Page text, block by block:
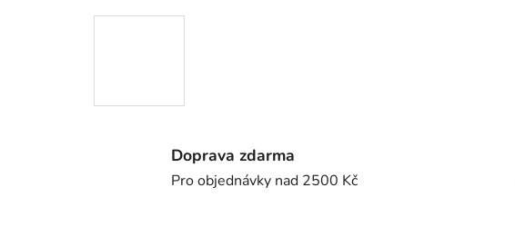
Doprava zdarma
Pro objednávky nad 2500 Kč